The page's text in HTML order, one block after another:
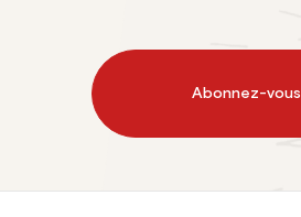
Abonnez-vous